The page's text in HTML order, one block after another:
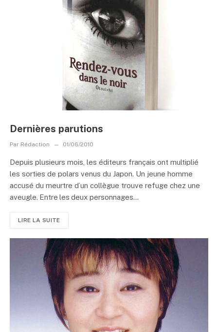
Dernières parutions
Par Rédaction 01/06/2010
Depuis plusieurs mois, les éditeurs français ont multiplié
les sorties de polars venus du Japon. Un jeune homme
accusé du meurtre d’un collègue trouve refuge chez une
aveugle. Entre les deux personnages...
LIRE LA SUITE